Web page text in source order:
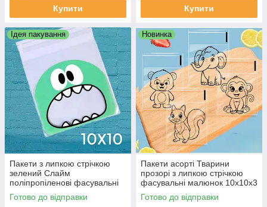
Купити Купити
Ідея пакування
Пакети з липкою стрічкою
зелений Слайм
поліпропіленові фасувальні
прозорі подарункові 10 шт
10х10х3 см
Готово до відправки
Новинка
Пакети асорті Тварини
прозорі з липкою стрічкою
фасувальні малюнок 10х10х3
см звірі 4в1 набір 10 шт
Готово до відправки